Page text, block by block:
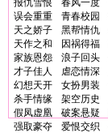
报仇雪恨
春风一度
误会重重
青春校园
天之娇子
黑帮情仇
天作之和
因祸得福
家族恩怨
浪子回头
才子佳人
虐恋情深
幻想天开
女扮男装
杀手情缘
架空历史
假凤虚凰
破案悬疑
强取豪夺
爱恨交织